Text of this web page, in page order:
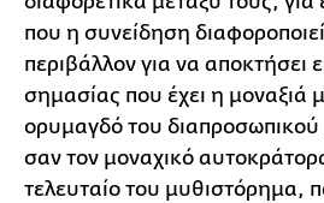
που η συνείδηση
περιβάλλον για να αποκτήσει
σημασίας που έχει η μοναξιά
ορυμαγδό του διαπροσωπικού
σαν τον μοναχικό
τελευταίο του μυθιστόρημα,